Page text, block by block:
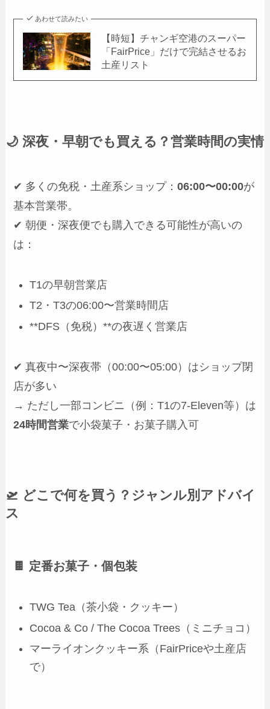
あわせて読みたい
【時短】チャンギ空港のスーパー
「FairPrice」だけで完結させるお
土産リスト
🌙 深夜・早朝でも買える？営業時間の実情
✔ 多くの免税・土産系ショップ：06:00〜00:00が
基本営業帯。
✔ 朝便・深夜便でも購入できる可能性が高いの
は：
T1の早朝営業店
T2・T3の06:00〜営業時間店
**DFS（免税）**の夜遅く営業店
✔ 真夜中〜深夜帯（00:00〜05:00）はショップ閉
店が多い
→ ただし一部コンビニ（例：T1の7-Eleven等）は
24時間営業で小袋菓子・お菓子購入可
🛫 どこで何を買う？ジャンル別アドバイ
ス
🍫 定番お菓子・個包装
TWG Tea（茶小袋・クッキー）
Cocoa & Co / The Cocoa Trees（ミニチョコ）
マーライオンクッキー系（FairPriceや土産店
で）